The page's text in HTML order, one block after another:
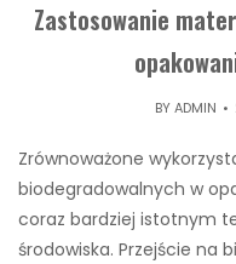
Zastosowanie
BYADMIN
Zrównoważone
biodegradowalnych w
coraz bardziej istotnym
środowiska. Przejście na